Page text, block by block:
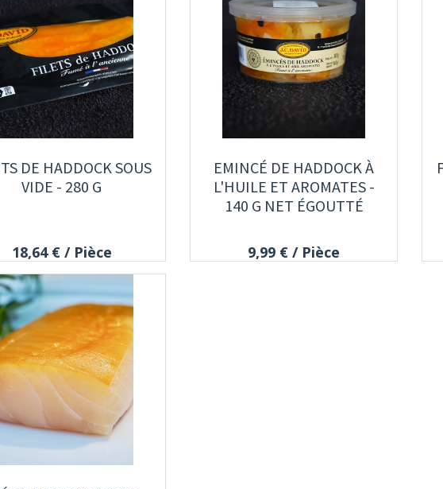
DE HADDOCK SOUS
VIDE - 280 G
18,64 €/ Pièce
EMINCÉ DE HADDOCK À
L'HUILE ET AROMATES -
140 G NET ÉGOUTTÉ
9,99 € / Pièce